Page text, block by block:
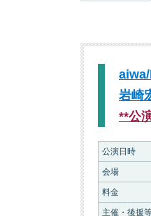
岩崎
**公
公演日時
会場
料金
主催・後援